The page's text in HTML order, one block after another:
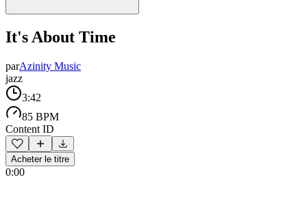
It's About Time
parAzinity Music
jazz
3:42
85 BPM
Content ID
Acheter le titre
0:00